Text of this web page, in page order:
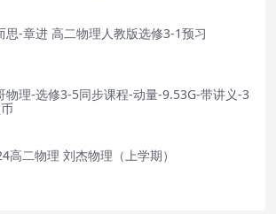
思-章进 高二物理人教版选修3-1预习
物理-选修3-5同步课程-动量-9.53G-带讲义-3
高二物理 刘杰物理（上学期）